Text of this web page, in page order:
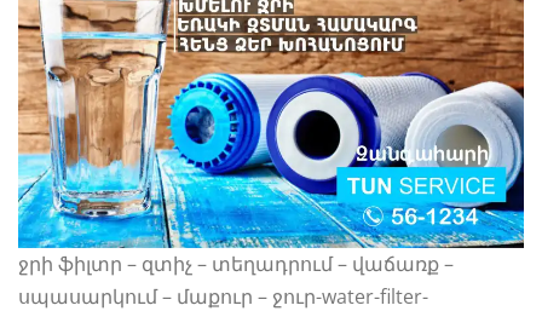
ջրի ֆիլտր – զտիչ – տեղադրում – վաճառք –
սպասարկում – մաքուր – ջուր-water-filter-